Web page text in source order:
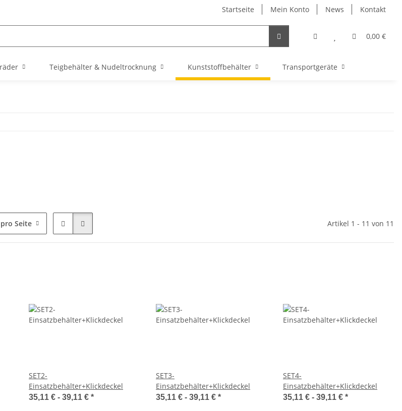
Startseite Mein Konto News Kontakt
0,00 €
Teigbehälter & Nudeltrocknung Kunststoffbehälter Transportgeräte
Seite Artikel 1 - 11 von 11
SET2-
Einsatzbehälter+Klickdeckel
35,11 € - 39,11 € *
SET3-
Einsatzbehälter+Klickdeckel
35,11 € - 39,11 € *
SET4-
Einsatzbehälter+Klickdeckel
35,11 € - 39,11 € *